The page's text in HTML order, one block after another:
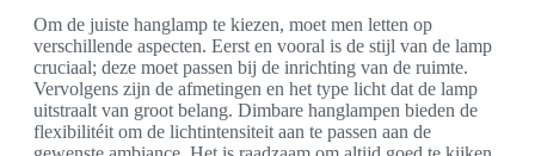
Om de juiste hanglamp te kiezen, moet men letten op
verschillende aspecten. Eerst en vooral is de stijl van de lamp
cruciaal; deze moet passen bij de inrichting van de ruimte.
Vervolgens zijn de afmetingen en het type licht dat de lamp
uitstraalt van groot belang. Dimbare hanglampen bieden de
flexibilitéit om de lichtintensiteit aan te passen aan de